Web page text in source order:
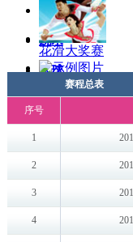
游泳
跳水
水球
花样游泳
花滑大奖赛
体坛风云人物
[赛事]2011女排
[赛事]5+网球
[赛事]2011斯诺
[挑战]：2011中